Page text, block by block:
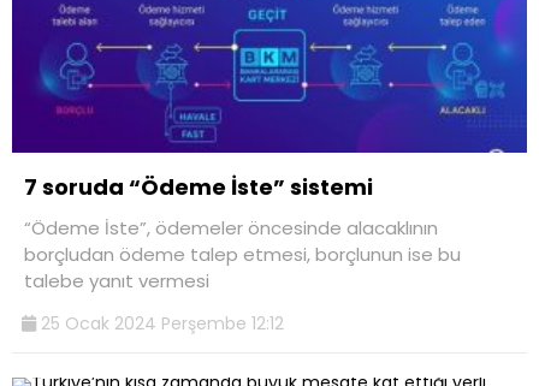
7 soruda “Ödeme İste” sistemi
“Ödeme İste”, ödemeler öncesinde alacaklının
borçludan ödeme talep etmesi, borçlunun ise bu
talebe yanıt vermesi
25 Ocak 2024 Perşembe 12:12